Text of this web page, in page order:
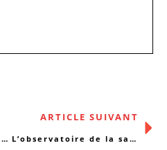
Libertés et droits fondamentaux : universels mais pas pour tous
ARTICLE SUIVANT
L’observatoire de la santé et du social recrute